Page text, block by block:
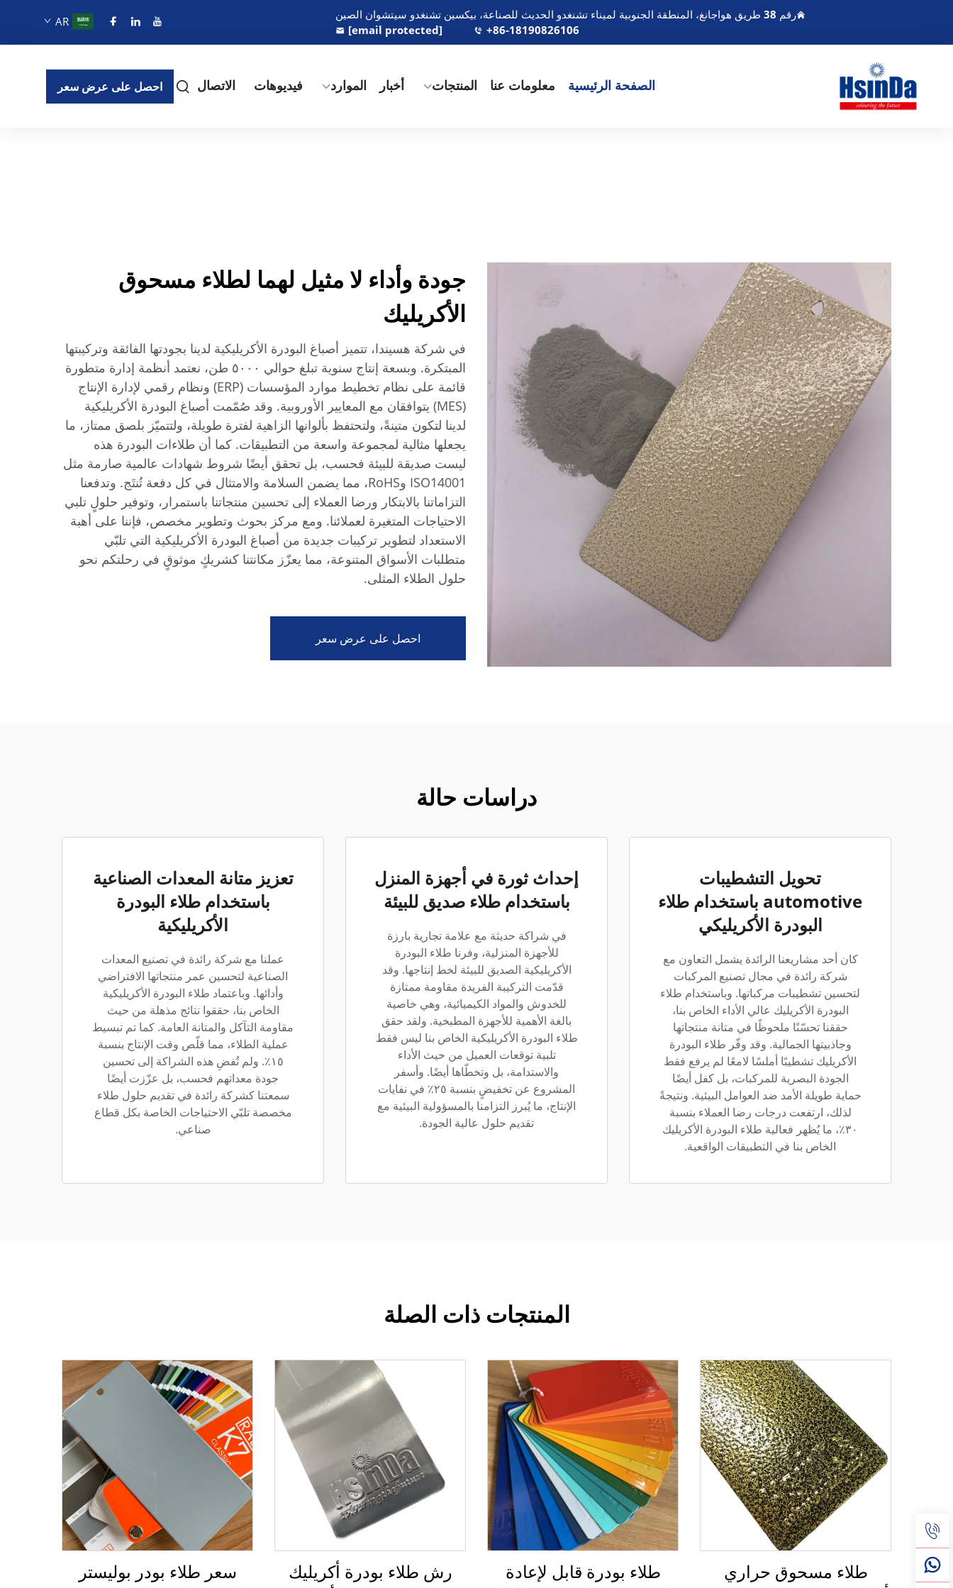
رقم 38 طريق هواجانغ، المنطقة الجنوبية لميناء تشنغدو الحديث للصناعة، بيكسين تشنغدو سيتشوان الصين
+86-18190826106
[email protected]
AR
الصفحة الرئيسية معلومات عنا المنتجات أخبار الموارد فيديوهات الاتصال احصل على عرض سعر
جودة وأداء لا مثيل لهما لطلاء مسحوق
الأكريليك
في شركة هسيندا، تتميز أصباغ البودرة الأكريليكية لدينا بجودتها الفائقة وتركيبتها
المبتكرة. وبسعة إنتاج سنوية تبلغ حوالي ٥٠٠٠ طن، نعتمد أنظمة إدارة متطورة
قائمة على نظام تخطيط موارد المؤسسات (ERP) ونظام رقمي لإدارة الإنتاج
(MES) يتوافقان مع المعايير الأوروبية. وقد صُمّمت أصباغ البودرة الأكريليكية
لدينا لتكون متينةً، ولتحتفظ بألوانها الزاهية لفترة طويلة، ولتتميّز بلصق ممتاز، ما
يجعلها مثالية لمجموعة واسعة من التطبيقات. كما أن طلاءات البودرة هذه
ليست صديقة للبيئة فحسب، بل تحقق أيضًا شروط شهادات عالمية صارمة مثل
ISO14001 وRoHS، مما يضمن السلامة والامتثال في كل دفعة تُنتَج. وتدفعنا
التزاماتنا بالابتكار ورضا العملاء إلى تحسين منتجاتنا باستمرار، وتوفير حلولٍ تلبي
الاحتياجات المتغيرة لعملائنا. ومع مركز بحوث وتطوير مخصص، فإننا على أهبة
الاستعداد لتطوير تركيبات جديدة من أصباغ البودرة الأكريليكية التي تلبّي
متطلبات الأسواق المتنوعة، مما يعزّز مكانتنا كشريكٍ موثوقٍ في رحلتكم نحو
حلول الطلاء المثلى.
احصل على عرض سعر
دراسات حالة
تحويل التشطيبات
automotive باستخدام طلاء
البودرة الأكريليكي
كان أحد مشاريعنا الرائدة يشمل التعاون مع
شركة رائدة في مجال تصنيع المركبات
لتحسين تشطيبات مركباتها. وباستخدام طلاء
البودرة الأكريليك عالي الأداء الخاص بنا،
حققنا تحسّنًا ملحوظًا في متانة منتجاتها
وجاذبيتها الجمالية. وقد وفّر طلاء البودرة
الأكريليك تشطيبًا أملسًا لامعًا لم يرفع فقط
الجودة البصرية للمركبات، بل كفل أيضًا
حماية طويلة الأمد ضد العوامل البيئية. ونتيجةً
لذلك، ارتفعت درجات رضا العملاء بنسبة
٣٠٪، ما يُظهر فعالية طلاء البودرة الأكريليك
الخاص بنا في التطبيقات الواقعية.
إحداث ثورة في أجهزة المنزل
باستخدام طلاء صديق للبيئة
في شراكة حديثة مع علامة تجارية بارزة
للأجهزة المنزلية، وفرنا طلاء البودرة
الأكريليكية الصديق للبيئة لخط إنتاجها. وقد
قدّمت التركيبة الفريدة مقاومة ممتازة
للخدوش والمواد الكيميائية، وهي خاصية
بالغة الأهمية للأجهزة المطبخية. ولقد حقق
طلاء البودرة الأكريليكية الخاص بنا ليس فقط
تلبية توقعات العميل من حيث الأداء
والاستدامة، بل وتخطّاها أيضًا. وأسفر
المشروع عن تخفيضٍ بنسبة ٢٥٪ في نفايات
الإنتاج، ما يُبرز التزامنا بالمسؤولية البيئية مع
تقديم حلول عالية الجودة.
تعزيز متانة المعدات الصناعية
باستخدام طلاء البودرة
الأكريليكية
عملنا مع شركة رائدة في تصنيع المعدات
الصناعية لتحسين عمر منتجاتها الافتراضي
وأدائها. وباعتماد طلاء البودرة الأكريليكية
الخاص بنا، حققوا نتائج مذهلة من حيث
مقاومة التآكل والمتانة العامة. كما تم تبسيط
عملية الطلاء، مما قلّص وقت الإنتاج بنسبة
١٥٪. ولم تُفضِ هذه الشراكة إلى تحسين
جودة معداتهم فحسب، بل عزّزت أيضًا
سمعتنا كشركة رائدة في تقديم حلول طلاء
مخصصة تلبّي الاحتياجات الخاصة بكل قطاع
صناعي.
المنتجات ذات الصلة
طلاء مسحوق حراري
طلاء بودرة قابل لإعادة
رش طلاء بودرة أكريليك
سعر طلاء بودر بوليستر